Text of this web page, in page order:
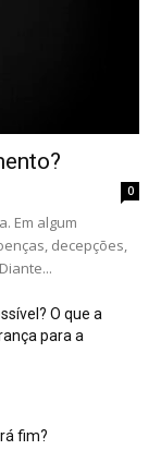
0
Em algum
decepções,
O que a
para a
fim?